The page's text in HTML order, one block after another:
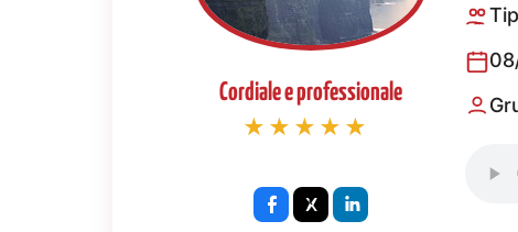
Cordiale e professionale
★★★★★